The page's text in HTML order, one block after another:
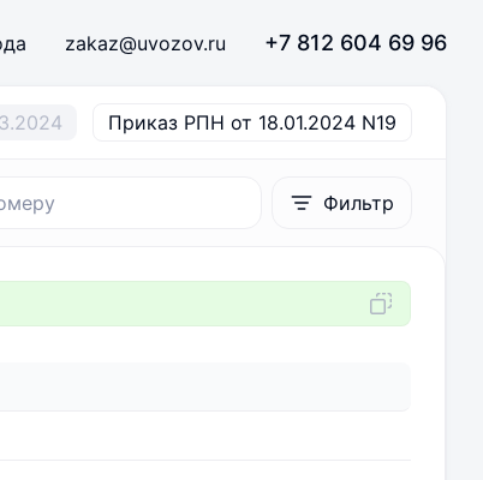
zakaz@uvozov.ru +7 812 604 69 96
Приказ РПН от 18.01.2024 N19
Фильтр